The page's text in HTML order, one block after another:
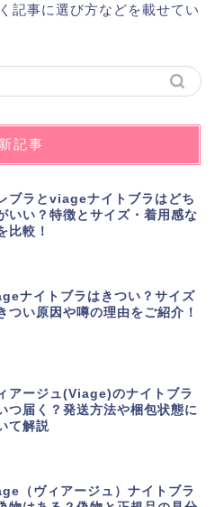
記事に選び方などを載せてい
記事
ブラとviageナイトブラはどち
いい？特徴とサイズ・着用感な
比較！
ナイトブラはきつい？サイズ
つい原因や噂の理由をご紹介！
アージュ(Viage)のナイトブラ
つ届く？発送方法や梱包状態に
て解説
（ヴィアージュ）ナイトブラ